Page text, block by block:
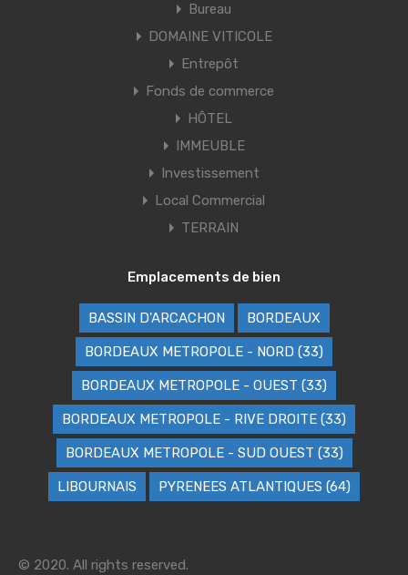
Bureau
DOMAINE VITICOLE
Entrepôt
Fonds de commerce
HÔTEL
IMMEUBLE
Investissement
Local Commercial
TERRAIN
Emplacements de bien
BASSIN D'ARCACHON BORDEAUX
BORDEAUX METROPOLE - NORD (33)
BORDEAUX METROPOLE - OUEST (33)
BORDEAUX METROPOLE - RIVE DROITE (33)
BORDEAUX METROPOLE - SUD OUEST (33)
LIBOURNAIS PYRENEES ATLANTIQUES (64)
© 2020. All rights reserved.